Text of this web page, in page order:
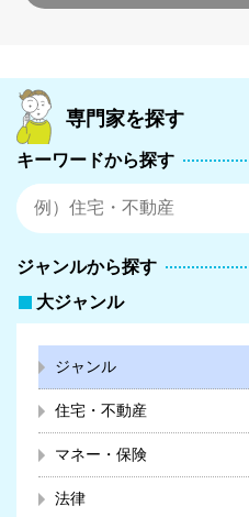
専門家を探す
キーワードから探す
ジャンルから探す
大ジャンル
ジャンル
住宅・不動産
マネー・保険
法律